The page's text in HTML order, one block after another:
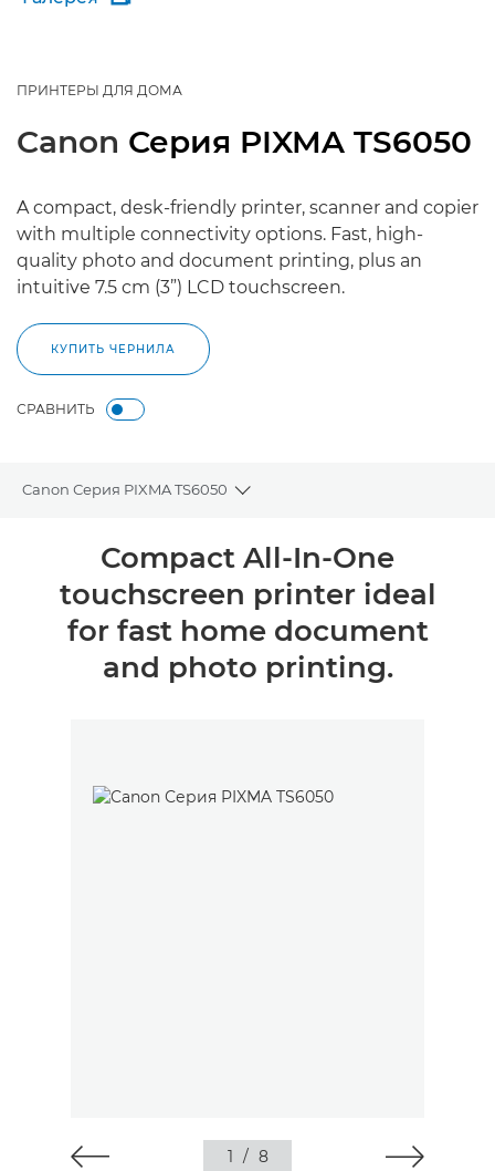
ПРИНТЕРЫ ДЛЯ ДОМА
Canon Серия PIXMA TS6050
A compact, desk-friendly printer, scanner and copier
with multiple connectivity options. Fast, high-
quality photo and document printing, plus an
intuitive 7.5 cm (3”) LCD touchscreen.
КУПИТЬ ЧЕРНИЛА
СРАВНИТЬ
Canon Серия PIXMA TS6050
Toggle breadcrumbs
Общая информация
Технические характеристики
КУПИТЬ ЧЕРНИЛА
Compact All-In-One
touchscreen printer ideal
for fast home document
and photo printing.
1 / 8